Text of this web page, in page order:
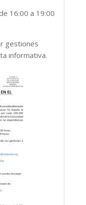
16:00 a 19:00
gestiones
informativa.